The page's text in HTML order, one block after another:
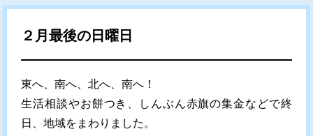
２月最後の日曜日
東へ、南へ、北へ、南へ！
生活相談やお餅つき、しんぶん赤旗の集金などで終
日、地域をまわりました。